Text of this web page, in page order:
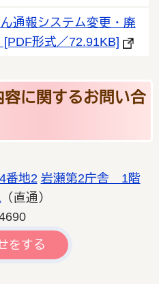
通報システム変更・廃
形式／72.91KB]
容に関するお問い合
番地2 岩瀬第2庁舎 1階
（直通）
をする